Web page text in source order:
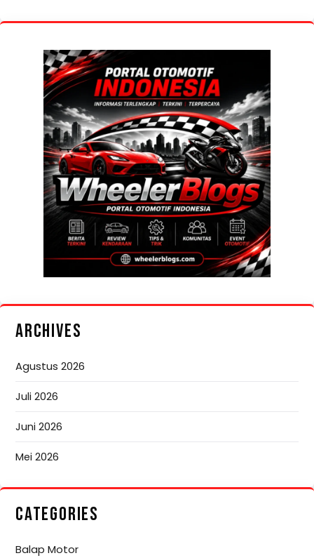
ARCHIVES
Agustus 2026
Juli 2026
Juni 2026
Mei 2026
CATEGORIES
Balap Motor